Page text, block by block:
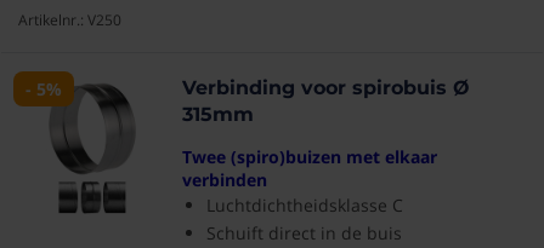
Artikelnr.: V250
- 5%
Verbinding voor spirobuis Ø
315mm
Twee (spiro)buizen met elkaar
verbinden
Luchtdichtheidsklasse C
Schuift direct in de buis